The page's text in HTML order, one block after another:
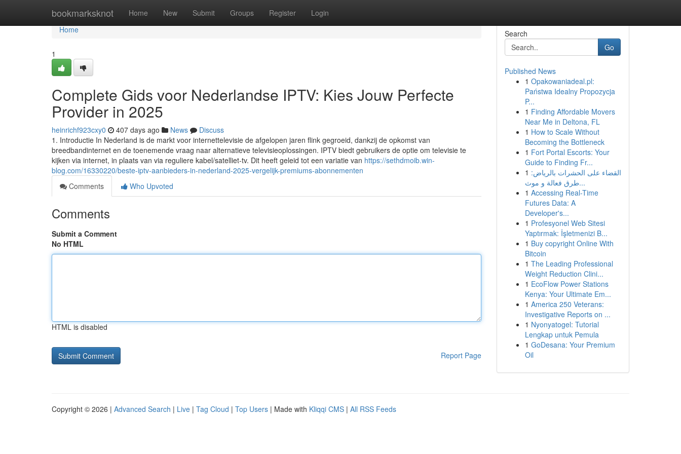
bookmarksknot Home New Submit Groups Register Login
Home
Home
1
Complete Gids voor Nederlandse IPTV: Kies Jouw Perfecte
Provider in 2025
heinrichf923cxy0 407 days ago News
Discuss
1. Introductie In Nederland is de markt voor internettelevisie de afgelopen jaren flink gegroeid, dankzij de opkomst van
breedbandinternet en de toenemende vraag naar alternatieve televisieoplossingen. IPTV biedt gebruikers de optie om televisie te
kijken via internet, in plaats van via reguliere kabel/satelliet-tv. Dit heeft geleid tot een variatie van https://sethdmoib.win-
blog.com/16330220/beste-iptv-aanbieders-in-nederland-2025-vergelijk-premiums-abonnementen
Comments
Who Upvoted
Comments
Submit a Comment
No HTML
HTML is disabled
Report Page
Search
Go
Published News
1 Opakowaniadeal.pl:
Państwa Idealny Propozycja
P...
1 Finding Affordable Movers
Near Me in Deltona, FL
1 How to Scale Without
Becoming the Bottleneck
1 Fort Portal Escorts: Your
Guide to Finding Fr...
1 القضاء على الحشرات بالرياض:
طرق فعالة و موث...
1 Accessing Real-Time
Futures Data: A
Developer's...
1 Profesyonel Web Sitesi
Yaptırmak: İşletmenizi B...
1 Buy copyright Online With
Bitcoin
1 The Leading Professional
Weight Reduction Clini...
1 EcoFlow Power Stations
Kenya: Your Ultimate Em...
1 America 250 Veterans:
Investigative Reports on ...
1 Nyonyatogel: Tutorial
Lengkap untuk Pemula
1 GoDesana: Your Premium
Oil
Copyright © 2026 | Advanced Search | Live | Tag Cloud | Top Users | Made with Kliqqi CMS | All RSS Feeds